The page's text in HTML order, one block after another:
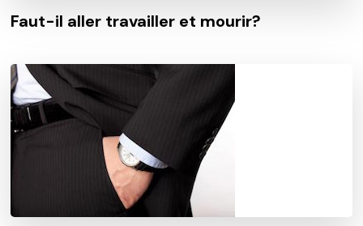
Faut-il aller travailler et mourir?